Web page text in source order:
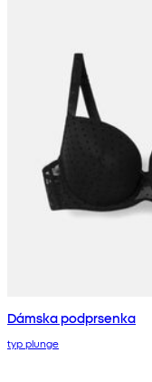
Dámska podprsenka
typ plunge